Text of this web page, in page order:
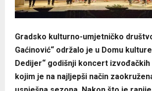
Gradsko kulturno-umjetničko
Gaćinović“ održalo je u Domu
Dedijer“ godišnji koncert izvođačkih
kojim je na najljepši način